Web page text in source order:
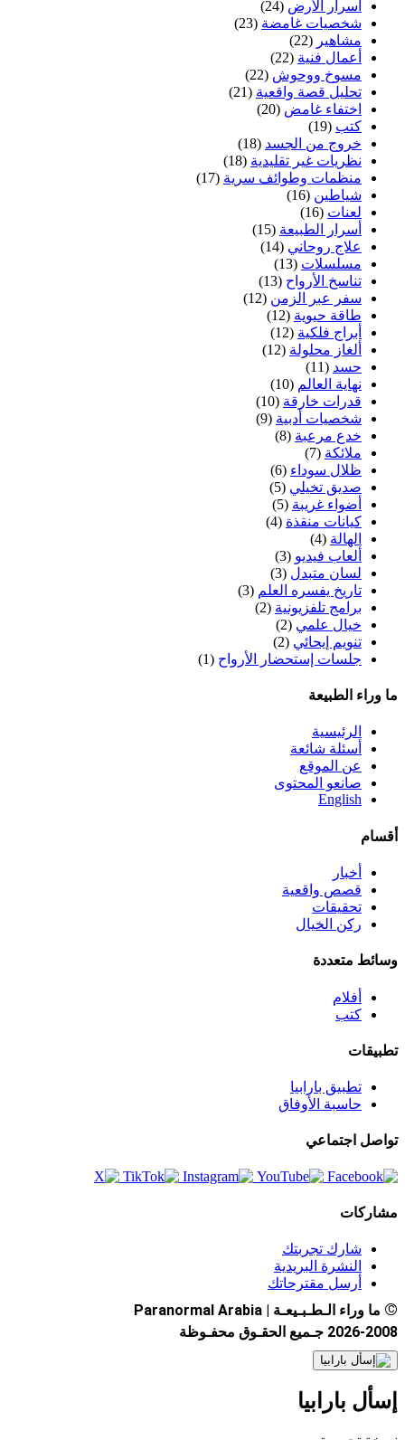
أسرار الأرض (24)
شخصيات غامضة (23)
مشاهير (22)
أعمال فنية (22)
مسوخ ووحوش (22)
تحليل قصة واقعية (21)
اختفاء غامض (20)
كتب (19)
خروج من الجسد (18)
نظريات غير تقليدية (18)
منظمات وطوائف سرية (17)
شياطين (16)
لعنات (16)
أسرار الطبيعة (15)
علاج روحاني (14)
مسلسلات (13)
تناسخ الأرواح (13)
سفر عبر الزمن (12)
طاقة حيوية (12)
أبراج فلكية (12)
ألغاز محلولة (12)
حسد (11)
نهاية العالم (10)
قدرات خارقة (10)
شخصيات أدبية (9)
خدع مرعبة (8)
ملائكة (7)
ظلال سوداء (6)
صديق تخيلي (5)
أضواء غريبة (5)
كيانات منقذة (4)
الهالة (4)
ألعاب فيديو (3)
لسان متبدل (3)
تاريخ يفسره العلم (3)
برامج تلفزيونية (2)
خيال علمي (2)
تنويم إيحائي (2)
جلسات إستحضار الأرواح (1)
ما وراء الطبيعة
الرئيسية
أسئلة شائعة
عن الموقع
صانعو المحتوى
English
أقسام
أخبار
قصص واقعية
تحقيقات
ركن الخيال
وسائط متعددة
أفلام
كتب
تطبيقات
تطبيق بارابيا
حاسبة الأوفاق
تواصل اجتماعي
مشاركات
شارك تجربتك
النشرة البريدية
أرسل مقترحاتك
© ما وراء الـطـبـيعـة | Paranormal Arabia
2026-2008 جـميع الحقـوق محفـوظة
إسأل بارابيا